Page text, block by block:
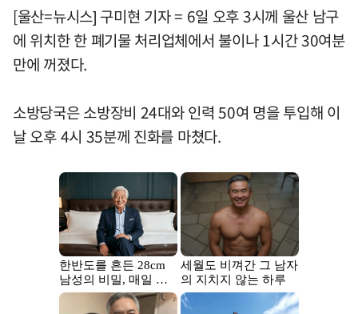
[울산=뉴시스] 구미현 기자 = 6일 오후 3시께 울산 남구
에 위치한 한 폐기물 처리업체에서 불이나 1시간 30여분
만에 꺼졌다.
소방당국은 소방장비 24대와 인력 50여 명을 투입해 이
날 오후 4시 35분께 진화를 마쳤다.